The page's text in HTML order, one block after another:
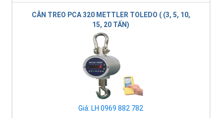
CÂN TREO PCA 320 METTLER TOLEDO ( (3, 5, 10,
15, 20 TẤN)
Giá: LH 0969 882 782